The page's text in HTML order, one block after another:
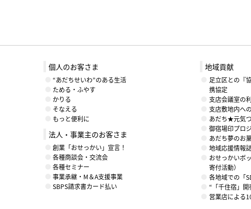
個人のお客さま
“あだちせいわ”のある生活
ためる・ふやす
かりる
そなえる
もっと便利に
法人・事業主のお客さま
創業「おせっかい」宣言！
各種商談会・交流会
各種セミナー
事業承継・M＆A支援事業
SBPS請求書カード払い
地域貢献
足立区との『
携協定
支店会議室の
支店敷地内へ
あだち★元気
御宿場印プロ
あだち夢のお
地域応援情報
おせっかいボ
寄付活動）
各地域での「
“「千住宿」
営業店による